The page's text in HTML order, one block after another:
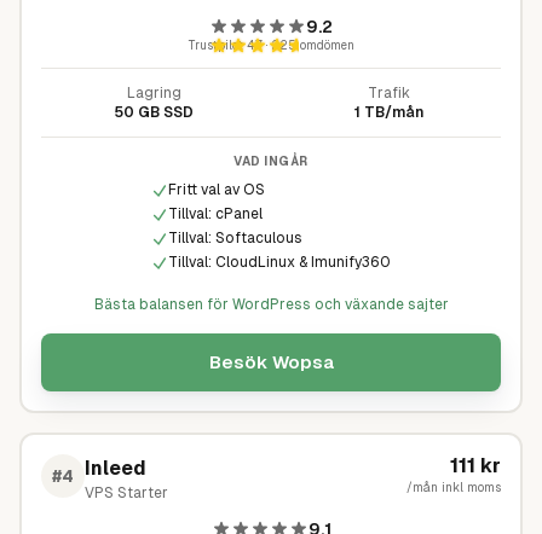
9.2
Trustpilot4,7· 225omdömen
Lagring
50 GB SSD
Trafik
1 TB/mån
VAD INGÅR
Fritt val av OS
Tillval: cPanel
Tillval: Softaculous
Tillval: CloudLinux & Imunify360
Bästa balansen för WordPress och växande sajter
Besök Wopsa
#4 Inleed
VPS Starter
111 kr
/mån inkl moms
9.1